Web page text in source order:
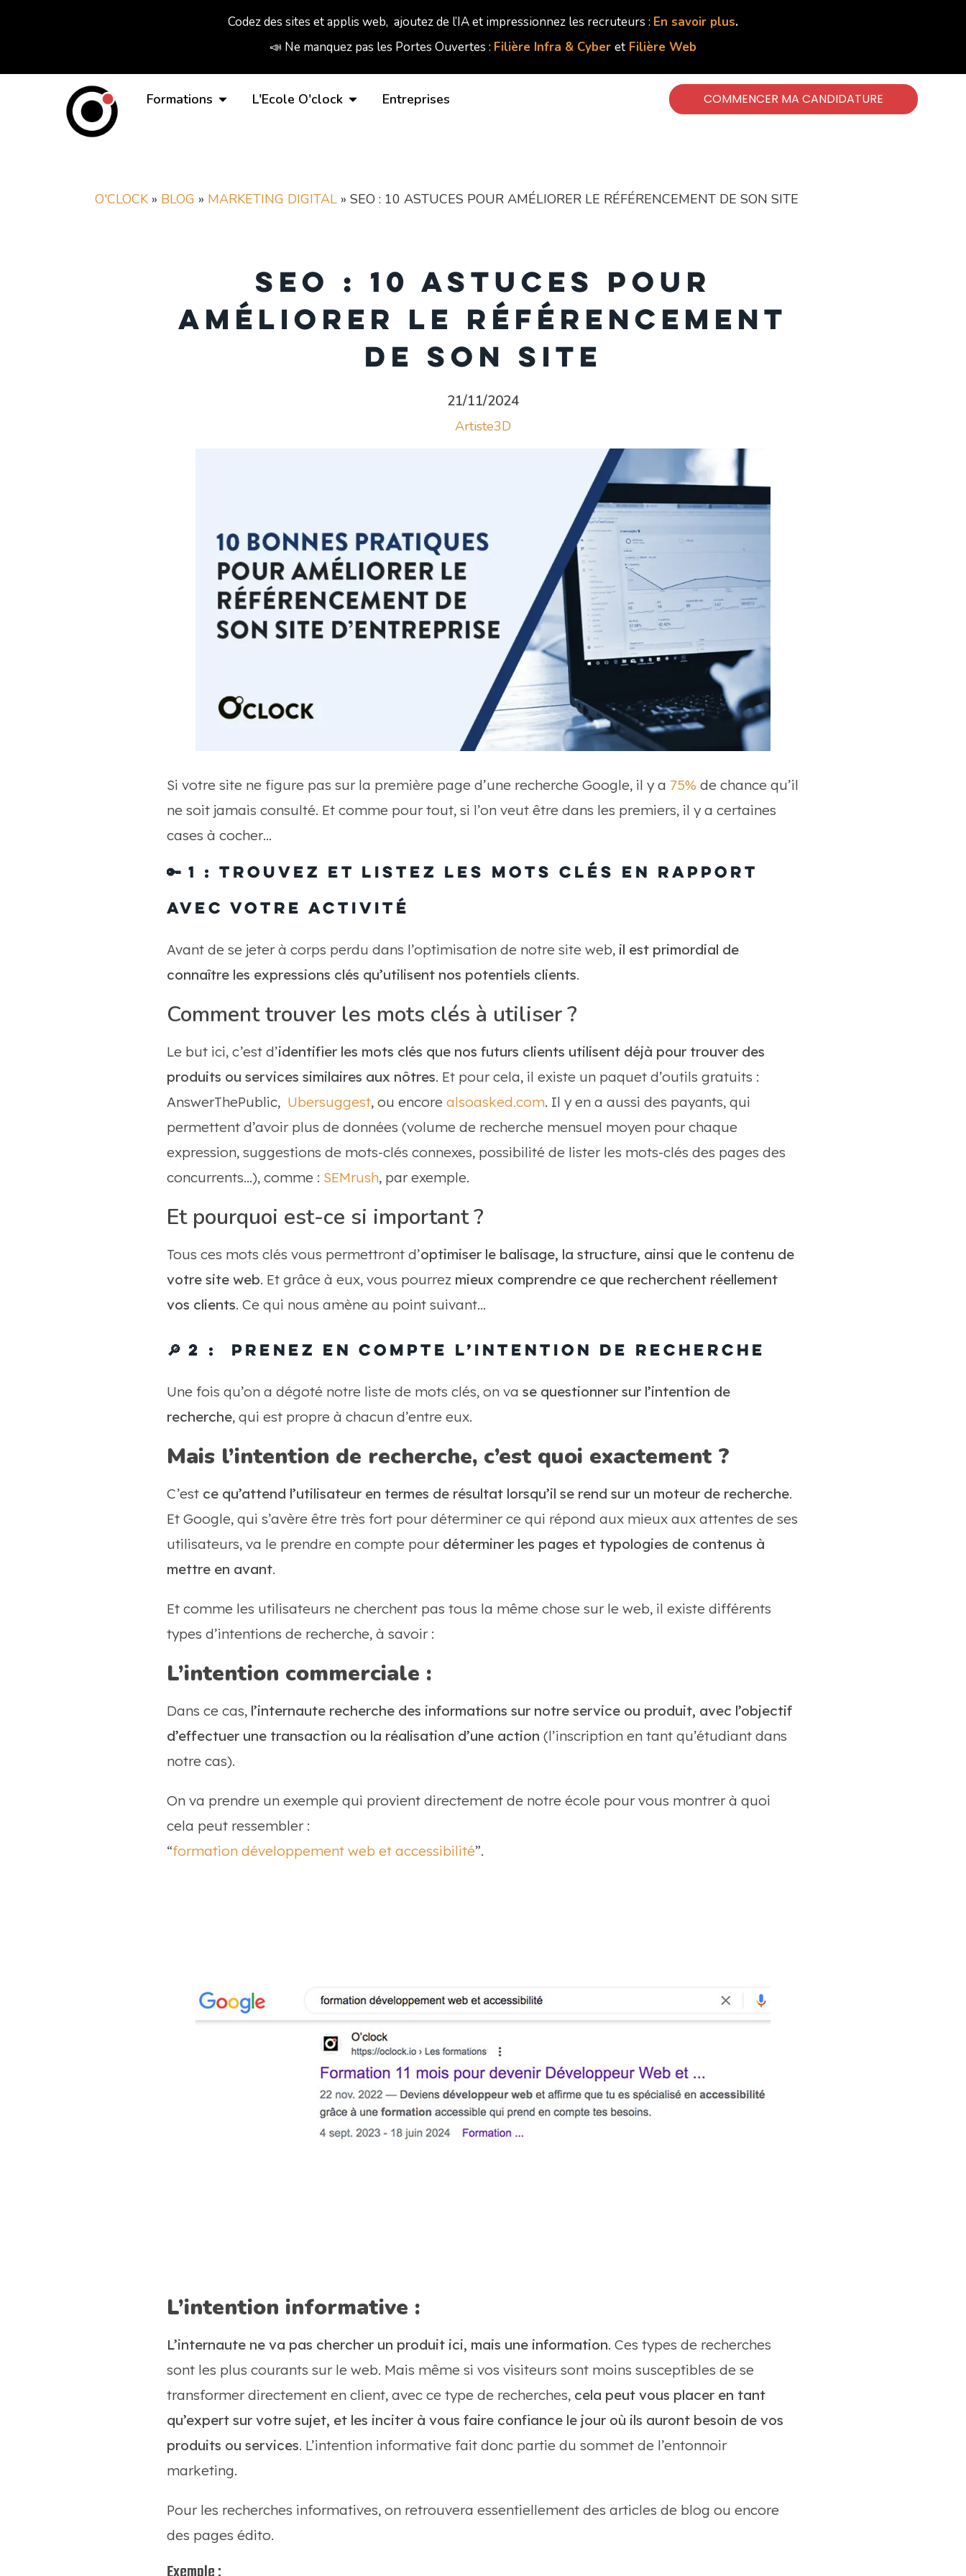
Codez des sites et applis web, ajoutez de l’IA et impressionnez les recruteurs : En savoir plus.
📣 Ne manquez pas les Portes Ouvertes : Filière Infra & Cyber et Filière Web
Formations L'Ecole O'clock Entreprises COMMENCER MA CANDIDATURE
O'CLOCK » BLOG » MARKETING DIGITAL » SEO : 10 ASTUCES POUR AMÉLIORER LE RÉFÉRENCEMENT DE SON SITE
SEO : 10 astuces pour
améliorer le référencement
de son site
21/11/2024
Artiste3D
Si votre site ne figure pas sur la première page d’une recherche Google, il y a 75% de chance qu’il
ne soit jamais consulté. Et comme pour tout, si l’on veut être dans les premiers, il y a certaines
cases à cocher…
🔑 1 : Trouvez et listez les mots clés en rapport
avec votre activité
Avant de se jeter à corps perdu dans l’optimisation de notre site web, il est primordial de
connaître les expressions clés qu’utilisent nos potentiels clients.
Comment trouver les mots clés à utiliser ?
Le but ici, c’est d’identifier les mots clés que nos futurs clients utilisent déjà pour trouver des
produits ou services similaires aux nôtres. Et pour cela, il existe un paquet d’outils gratuits :
AnswerThePublic, Ubersuggest, ou encore alsoasked.com. Il y en a aussi des payants, qui
permettent d’avoir plus de données (volume de recherche mensuel moyen pour chaque
expression, suggestions de mots-clés connexes, possibilité de lister les mots-clés des pages des
concurrents…), comme : SEMrush, par exemple.
Et pourquoi est-ce si important ?
Tous ces mots clés vous permettront d’optimiser le balisage, la structure, ainsi que le contenu de
votre site web. Et grâce à eux, vous pourrez mieux comprendre ce que recherchent réellement
vos clients. Ce qui nous amène au point suivant…
🔎 2 : Prenez en compte l’intention de recherche
Une fois qu’on a dégoté notre liste de mots clés, on va se questionner sur l’intention de
recherche, qui est propre à chacun d’entre eux.
Mais l’intention de recherche, c’est quoi exactement ?
C’est ce qu’attend l’utilisateur en termes de résultat lorsqu’il se rend sur un moteur de recherche.
Et Google, qui s’avère être très fort pour déterminer ce qui répond aux mieux aux attentes de ses
utilisateurs, va le prendre en compte pour déterminer les pages et typologies de contenus à
mettre en avant.
Et comme les utilisateurs ne cherchent pas tous la même chose sur le web, il existe différents
types d’intentions de recherche, à savoir :
L’intention commerciale :
Dans ce cas, l’internaute recherche des informations sur notre service ou produit, avec l’objectif
d’effectuer une transaction ou la réalisation d’une action (l’inscription en tant qu’étudiant dans
notre cas).
On va prendre un exemple qui provient directement de notre école pour vous montrer à quoi
cela peut ressembler :
“formation développement web et accessibilité”.
L’intention informative :
L’internaute ne va pas chercher un produit ici, mais une information. Ces types de recherches
sont les plus courants sur le web. Mais même si vos visiteurs sont moins susceptibles de se
transformer directement en client, avec ce type de recherches, cela peut vous placer en tant
qu’expert sur votre sujet, et les inciter à vous faire confiance le jour où ils auront besoin de vos
produits ou services. L’intention informative fait donc partie du sommet de l’entonnoir
marketing.
Pour les recherches informatives, on retrouvera essentiellement des articles de blog ou encore
des pages édito.